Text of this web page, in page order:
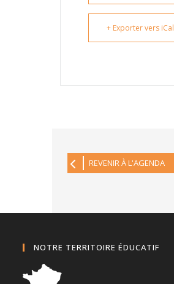
+ Exporter vers iCal
REVENIR À L'AGENDA
NOTRE TERRITOIRE ÉDUCATIF